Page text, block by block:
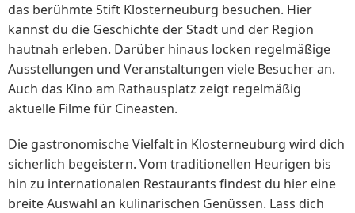
das berühmte Stift Klosterneuburg besuchen. Hier
kannst du die Geschichte der Stadt und der Region
hautnah erleben. Darüber hinaus locken regelmäßige
Ausstellungen und Veranstaltungen viele Besucher an.
Auch das Kino am Rathausplatz zeigt regelmäßig
aktuelle Filme für Cineasten.
Die gastronomische Vielfalt in Klosterneuburg wird dich
sicherlich begeistern. Vom traditionellen Heurigen bis
hin zu internationalen Restaurants findest du hier eine
breite Auswahl an kulinarischen Genüssen. Lass dich